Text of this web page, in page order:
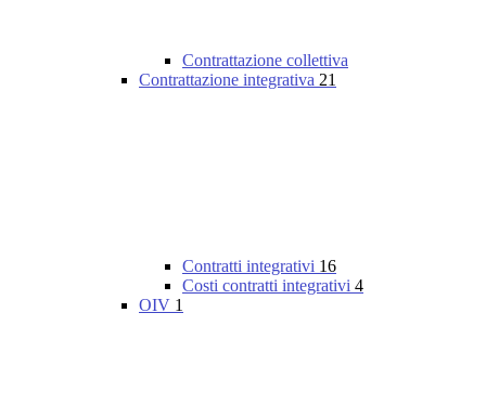
Contrattazione collettiva
Contrattazione integrativa 21
Contratti integrativi 16
Costi contratti integrativi 4
OIV 1